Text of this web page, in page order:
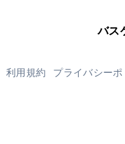
バス
利用規約 プライバシーポ